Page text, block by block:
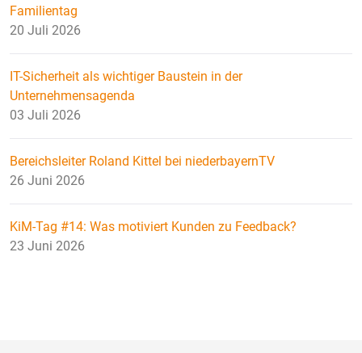
Familientag
20 Juli 2026
IT-Sicherheit als wichtiger Baustein in der
Unternehmensagenda
03 Juli 2026
Bereichsleiter Roland Kittel bei niederbayernTV
26 Juni 2026
KiM-Tag #14: Was motiviert Kunden zu Feedback?
23 Juni 2026